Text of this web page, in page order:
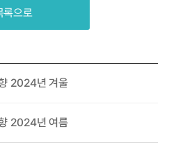
록으로
2024년 겨울
2024년 여름